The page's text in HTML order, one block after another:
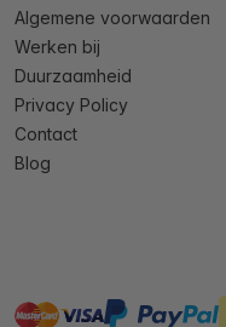
Algemene voorwaarden
Werken bij
Duurzaamheid
Privacy Policy
Contact
Blog
mastervisa paypal